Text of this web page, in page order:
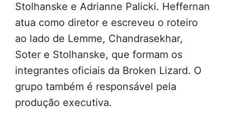
Stolhanske e Adrianne Palicki. Heffernan
atua como diretor e escreveu o roteiro
ao lado de Lemme, Chandrasekhar,
Soter e Stolhanske, que formam os
integrantes oficiais da Broken Lizard. O
grupo também é responsável pela
produção executiva.